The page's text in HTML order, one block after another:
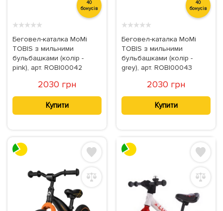
40
бонусів
★★★★★
Беговел-каталка MoMi
TOBIS з мильними
бульбашками (колір -
pink), арт. ROBI00042
2030 грн
Купити
40
бонусів
★★★★★
Беговел-каталка MoMi
TOBIS з мильними
бульбашками (колір -
grey), арт. ROBI00043
2030 грн
Купити